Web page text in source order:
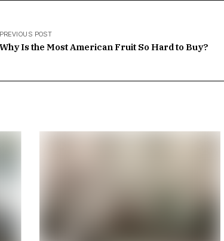
PREVIOUS POST
Is the Most American Fruit So Hard to Buy?